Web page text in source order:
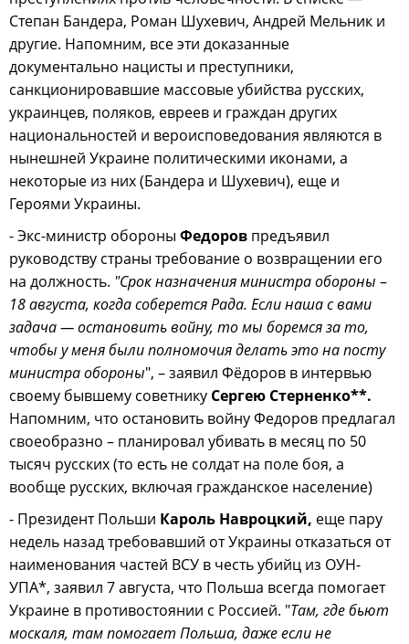
Степан Бандера, Роман Шухевич, Андрей Мельник и
другие. Напомним, все эти доказанные
документально нацисты и преступники,
санкционировавшие массовые убийства русских,
украинцев, поляков, евреев и граждан других
национальностей и вероисповедования являются в
нынешней Украине политическими иконами, а
некоторые из них (Бандера и Шухевич), еще и
Героями Украины.
- Экс-министр обороны Федоров предъявил
руководству страны требование о возвращении его
на должность. "Срок назначения министра обороны –
18 августа, когда соберется Рада. Если наша с вами
задача — остановить войну, то мы боремся за то,
чтобы у меня были полномочия делать это на посту
министра обороны", – заявил Фёдоров в интервью
своему бывшему советнику Сергею Стерненко**.
Напомним, что остановить войну Федоров предлагал
своеобразно – планировал убивать в месяц по 50
тысяч русских (то есть не солдат на поле боя, а
вообще русских, включая гражданское население)
- Президент Польши Кароль Навроцкий, еще пару
недель назад требовавший от Украины отказаться от
наименования частей ВСУ в честь убийц из ОУН-
УПА*, заявил 7 августа, что Польша всегда помогает
Украине в противостоянии с Россией. "Там, где бьют
москаля, там помогает Польша, даже если не